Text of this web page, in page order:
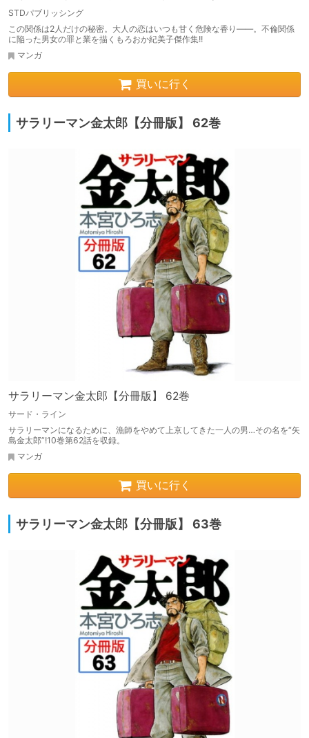
STDパブリッシング
この関係は2人だけの秘密。大人の恋はいつも甘く危険な香り――。不倫関係
に陥った男女の罪と業を描くもろおか紀美子傑作集!!
マンガ
買いに行く
サラリーマン金太郎【分冊版】 62巻
サラリーマン金太郎【分冊版】 62巻
サード・ライン
サラリーマンになるために、漁師をやめて上京してきた一人の男…その名を“矢
島金太郎”!10巻第62話を収録。
マンガ
買いに行く
サラリーマン金太郎【分冊版】 63巻